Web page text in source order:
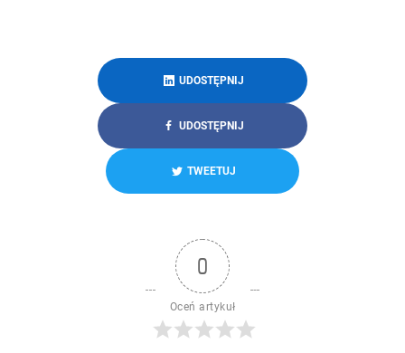
UDOSTĘPNIJ
UDOSTĘPNIJ
TWEETUJ
0
Oceń artykuł